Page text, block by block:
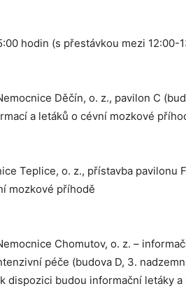
hodin (s přestávkou mezi 12:00-
Děčín, o. z., pavilon C
a letáků o cévní mozkové
Teplice, o. z., přístavba pavilonu
mozkové příhodě
Chomutov, o. z. –
péče (budova D, 3.
dispozici budou informační letáky